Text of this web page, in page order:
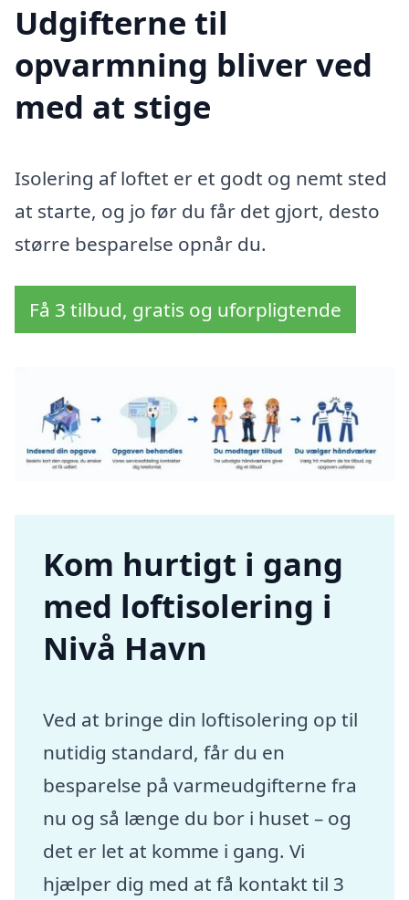
Udgifterne til
opvarmning bliver ved
med at stige
Isolering af loftet er et godt og nemt sted
at starte, og jo før du får det gjort, desto
større besparelse opnår du.
Få 3 tilbud, gratis og uforpligtende
Kom hurtigt i gang
med loftisolering i
Nivå Havn
Ved at bringe din loftisolering op til
nutidig standard, får du en
besparelse på varmeudgifterne fra
nu og så længe du bor i huset – og
det er let at komme i gang. Vi
hjælper dig med at få kontakt til 3